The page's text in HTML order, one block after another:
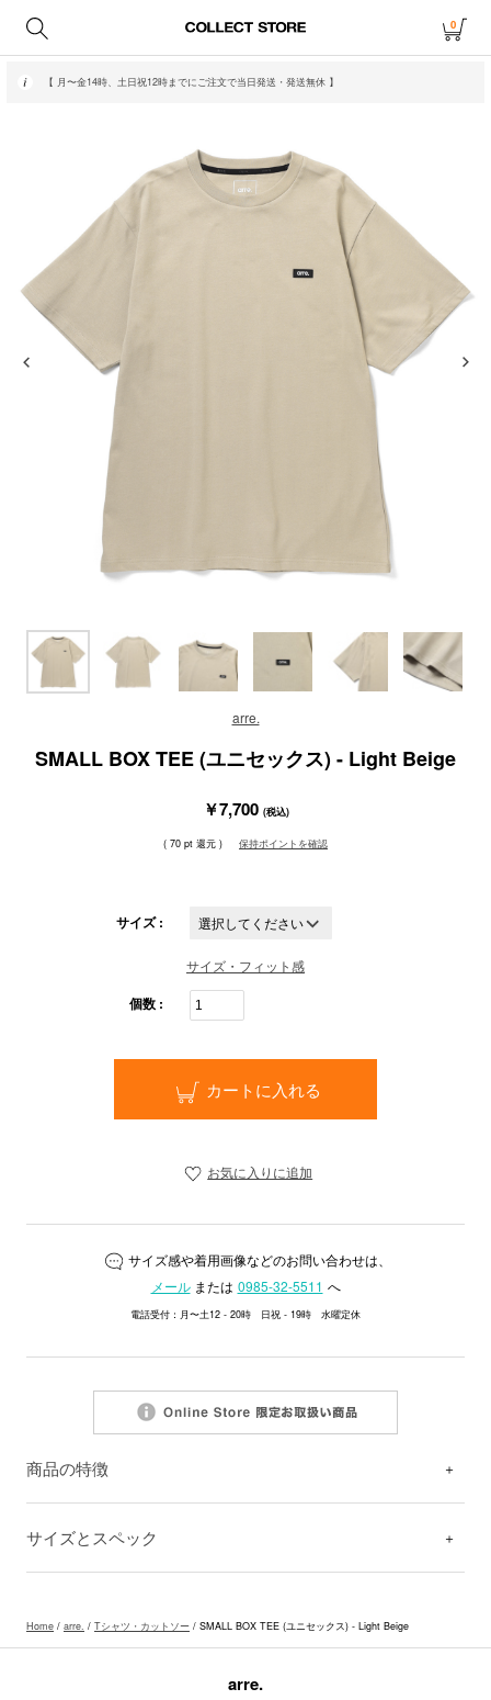
0
【 月〜金14時、土日祝12時までにご注文で当日発送・発送無休 】
arre.
SMALL BOX TEE (ユニセックス) - Light Beige
￥7,700 (税込)
( 70 pt 還元 ) 保持ポイントを確認
サイズ :
サイズ・フィット感
個数 :
カートに入れる
お気に入りに追加
サイズ感や着用画像などのお問い合わせは、
メールまたは 0985-32-5511 へ
電話受付：月〜土12 - 20時 日祝 - 19時 水曜定休
商品の特徴
サイズとスペック
Home / arre. / Tシャツ・カットソー / SMALL BOX TEE (ユニセックス) - Light Beige
arre.